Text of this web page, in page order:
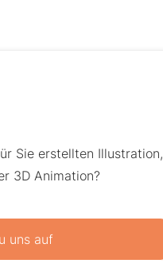
Sie erstellten Illustration,
3D Animation?
uns auf